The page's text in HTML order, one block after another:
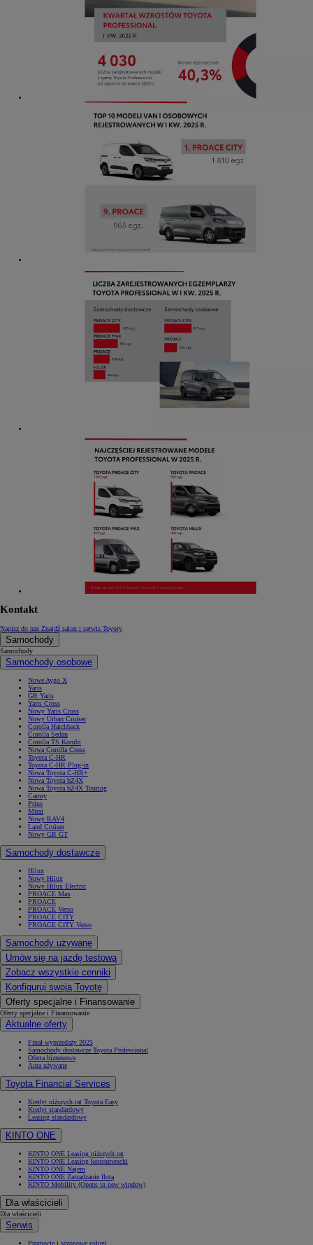
Kontakt
Napisz do nas Znajdź salon i serwis Toyoty
Samochody
Samochody
Samochody osobowe
Nowe Aygo X
Yaris
GR Yaris
Yaris Cross
Nowy Yaris Cross
Nowy Urban Cruiser
Corolla Hatchback
Corolla Sedan
Corolla TS Kombi
Nowa Corolla Cross
Toyota C-HR
Toyota C-HR Plug-in
Nowa Toyota C-HR+
Nowa Toyota bZ4X
Nowa Toyota bZ4X Touring
Camry
Prius
Mirai
Nowy RAV4
Land Cruiser
Nowy GR GT
Samochody dostawcze
Hilux
Nowy Hilux
Nowy Hilux Electric
PROACE Max
PROACE
PROACE Verso
PROACE CITY
PROACE CITY Verso
Samochody używane
Umów się na jazdę testową
Zobacz wszystkie cenniki
Konfiguruj swoją Toyotę
Oferty specjalne i Finansowanie
Oferty specjalne i Finansowanie
Aktualne oferty
Finał wyprzedaży 2025
Samochody dostawcze Toyota Professional
Oferta biznesowa
Auta używane
Toyota Financial Services
Kredyt niższych rat Toyota Easy
Kredyt standardowy
Leasing standardowy
KINTO ONE
KINTO ONE Leasing niższych rat
KINTO ONE Leasing konsumencki
KINTO ONE Najem
KINTO ONE Zarządzanie flotą
KINTO Mobility (Opens in new window)
Dla właścicieli
Dla właścicieli
Serwis
Promocje i sezonowe usługi